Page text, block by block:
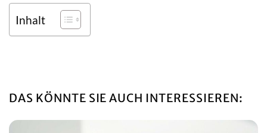
Inhalt
DAS KÖNNTE SIE AUCH INTERESSIEREN: